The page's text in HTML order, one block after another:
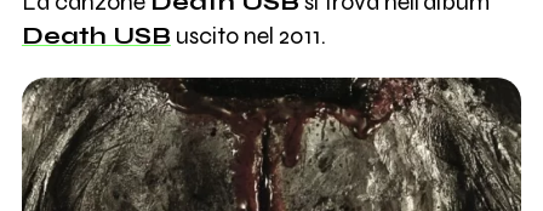
Death USB uscito nel 2011.